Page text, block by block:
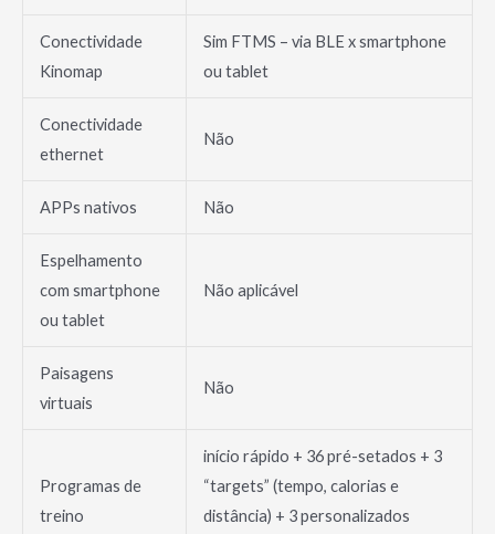
Conectividade
Kinomap
Sim FTMS – via BLE x smartphone
ou tablet
Conectividade
ethernet
Não
APPs nativos Não
Espelhamento
com smartphone
ou tablet
Não aplicável
Paisagens
virtuais
Não
Programas de
treino
início rápido + 36 pré-setados + 3
“targets” (tempo, calorias e
distância) + 3 personalizados